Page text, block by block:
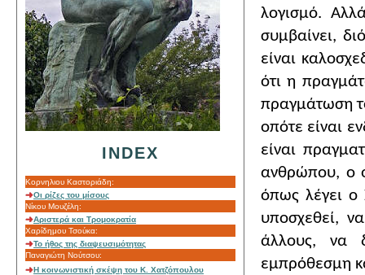
λογισμό.
συμβαίνει,
είναι
ότι η
πραγμάτωση
οπότε είναι
είναι
ανθρώπου, ο
όπως λέγει ο
υποσχεθεί,
άλλους, να
εμπρόθεσμη
INDEX
Κορνηλιου Καστοριάδη:
Οι ρίζες του μίσους
Νίκου Μουζέλη:
Αριστερά και Τρομοκρατία
Χαρίδημου Τσούκα:
Το ήθος της διαψευσιμότητας
Παναγιώτη Νούτσου:
Η κοινωνιστική σκέψη του Κ. Χατζόπουλου